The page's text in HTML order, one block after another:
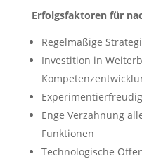
Erfolgsfaktoren für
Regelmäßige
Investition in
Enge Verzahnung
Funktionen
Technologische